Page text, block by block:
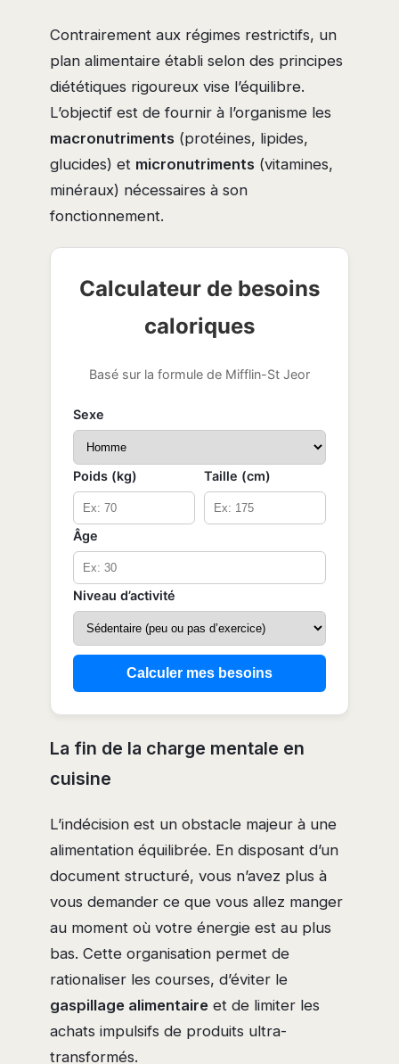
Contrairement aux régimes restrictifs, un
plan alimentaire établi selon des principes
diététiques rigoureux vise l’équilibre.
L’objectif est de fournir à l’organisme les
macronutriments (protéines, lipides,
glucides) et micronutriments (vitamines,
minéraux) nécessaires à son
fonctionnement.
Calculateur de besoins
caloriques
Basé sur la formule de Mifflin-St Jeor
Sexe
Poids (kg) Taille (cm)
Âge
Niveau d’activité
Calculer mes besoins
La fin de la charge mentale en
cuisine
L’indécision est un obstacle majeur à une
alimentation équilibrée. En disposant d’un
document structuré, vous n’avez plus à
vous demander ce que vous allez manger
au moment où votre énergie est au plus
bas. Cette organisation permet de
rationaliser les courses, d’éviter le
gaspillage alimentaire et de limiter les
achats impulsifs de produits ultra-
transformés.